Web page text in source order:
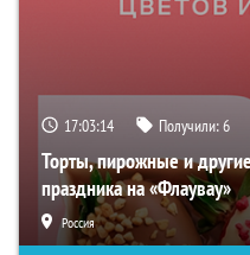
17:03:12 Получили:6
Торты, пирожные и
праздника на «Флаувау»
Россия